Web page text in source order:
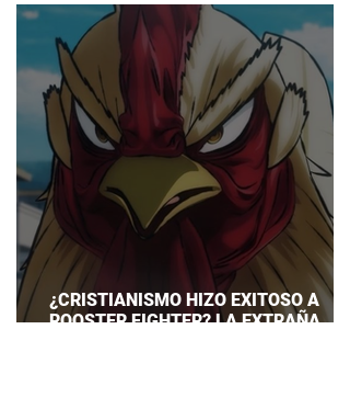
DUNGEONS & DRAGONS ¿TE
¿CRISTIANISMO HIZO EXITOSO A
ROOSTER FIGHTER? LA EXTRAÑA